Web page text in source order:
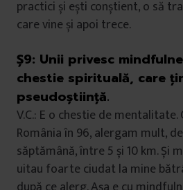
practici și ești conștient, o să
care vine și apoi trece.
Ș9: Unii privesc
chestie spirituală, care
pseudoștiință.
V.C.: E o chestie de
România în 96, alergam mult,
săptămână, între 5 și 10 km. Și
uitau foarte ciudat la mine